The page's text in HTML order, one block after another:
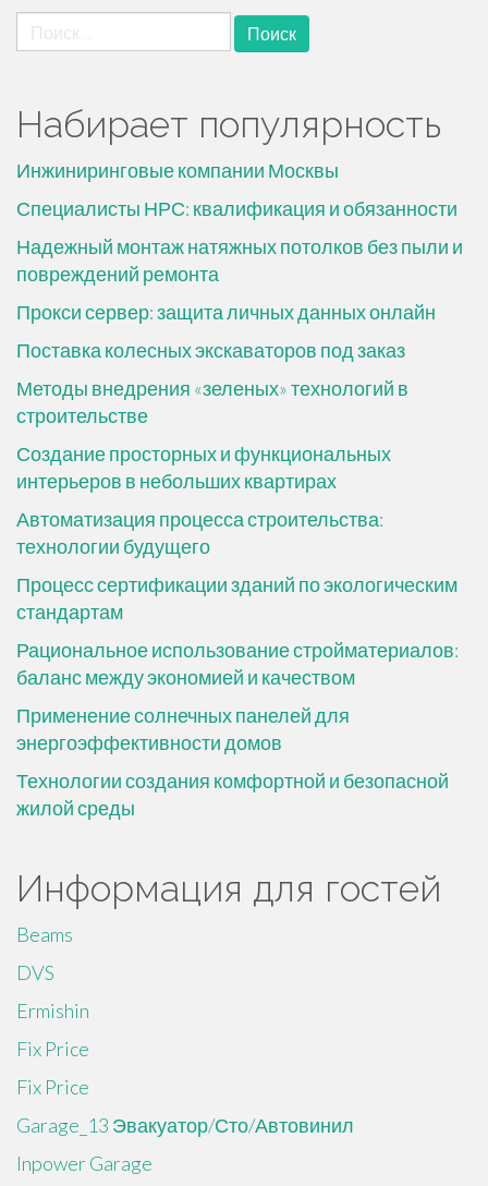
Найти:
Набирает популярность
Инжиниринговые компании Москвы
Специалисты НРС: квалификация и обязанности
Надежный монтаж натяжных потолков без пыли и
повреждений ремонта
Прокси сервер: защита личных данных онлайн
Поставка колесных экскаваторов под заказ
Методы внедрения «зеленых» технологий в
строительстве
Создание просторных и функциональных
интерьеров в небольших квартирах
Автоматизация процесса строительства:
технологии будущего
Процесс сертификации зданий по экологическим
стандартам
Рациональное использование стройматериалов:
баланс между экономией и качеством
Применение солнечных панелей для
энергоэффективности домов
Технологии создания комфортной и безопасной
жилой среды
Информация для гостей
Beams
DVS
Ermishin
Fix Price
Fix Price
Garage_13 Эвакуатор/Сто/Автовинил
Inpower Garage